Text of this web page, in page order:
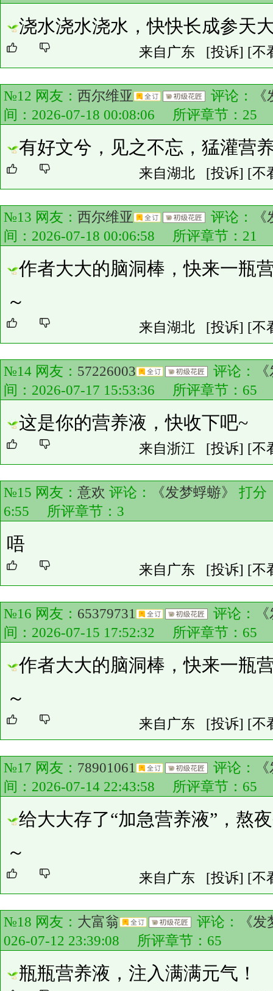
浇水浇水浇水，快快长成参天
来自广东 [投诉] [不
№12 网友： 西尔维亚 评论：
间：2026-07-18 00:08:06 所评章节： 25
有好文兮，见之不忘，猛灌营
来自湖北 [投诉] [不
№13 网友： 西尔维亚 评论：
间：2026-07-18 00:06:58 所评章节： 21
作者大大的脑洞棒，快来一瓶
～
来自湖北 [投诉] [不
№14 网友： 57226003 评论：
间：2026-07-17 15:53:36 所评章节： 65
这是你的营养液，快收下吧~
来自浙江 [投诉] [不
№15 网友： 意欢 评论： 《发梦蜉蝣》
打分
6:55 所评章节： 3
唔
来自广东 [投诉] [不
№16 网友： 65379731 评论：
间：2026-07-15 17:52:32 所评章节： 65
作者大大的脑洞棒，快来一瓶
～
来自广东 [投诉] [不
№17 网友： 78901061 评论：
间：2026-07-14 22:43:58 所评章节： 65
给大大存了“加急营养液”，熬
～
来自广东 [投诉] [不
№18 网友： 大富翁 评论：
《
026-07-12 23:39:08 所评章节： 65
瓶瓶营养液，注入满满元气！